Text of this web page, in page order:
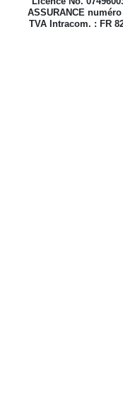
ASSURANCE numéro
TVA Intracom. : FR